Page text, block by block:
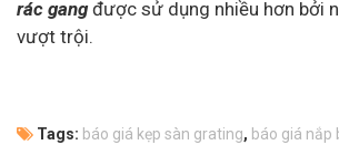
rác gangđược sử dụng nhiều hơn bởi
vượt trội.
Tags: báo giá kẹp sàn grating, báo giá nắp